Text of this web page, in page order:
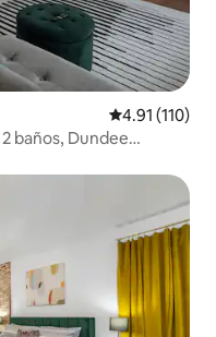
Calificación
4.91 (110)
baños, Dundee